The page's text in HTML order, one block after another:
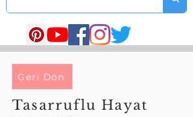
Geri Dön
Tasarruflu Hayat